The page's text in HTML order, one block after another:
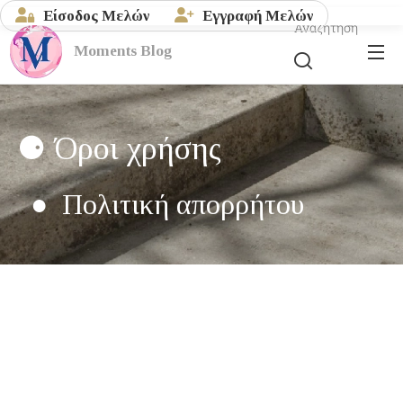
Είσοδος Μελών Εγγραφή Μελών
Moments Blog
Αναζήτηση
⚈ Όροι χρήσης
● Πολιτική απορρήτου